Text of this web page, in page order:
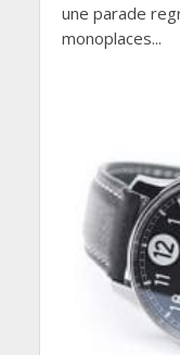
une parade
monoplaces...